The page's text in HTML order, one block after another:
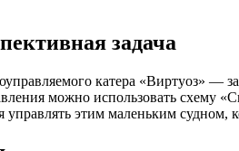
задача
катера «Виртуоз» —
можно использовать схему
этим маленьким судном,